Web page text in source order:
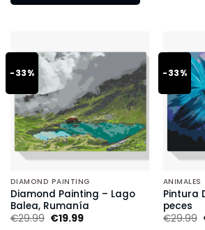
-33%
DIAMOND PAINTING
Diamond Painting – Lago
Balea, Rumanía
€29.99 €19.99
-33%
ANIMALES
Pintura
peces
€29.99